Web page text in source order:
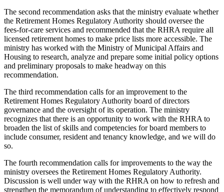
The second recommendation asks that the ministry evaluate whether
the Retirement Homes Regulatory Authority should oversee the
fees-for-care services and recommended that the RHRA require all
licensed retirement homes to make price lists more accessible. The
ministry has worked with the Ministry of Municipal Affairs and
Housing to research, analyze and prepare some initial policy options
and preliminary proposals to make headway on this
recommendation.
The third recommendation calls for an improvement to the
Retirement Homes Regulatory Authority board of directors
governance and the oversight of its operation. The ministry
recognizes that there is an opportunity to work with the RHRA to
broaden the list of skills and competencies for board members to
include consumer, resident and tenancy knowledge, and we will do
so.
The fourth recommendation calls for improvements to the way the
ministry oversees the Retirement Homes Regulatory Authority.
Discussion is well under way with the RHRA on how to refresh and
strengthen the memorandum of understanding to effectively respond